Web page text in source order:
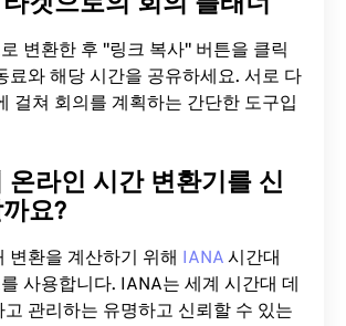
로 변환한 후 "링크 복사" 버튼을 클릭
료와 해당 시간을 공유하세요. 서로 다
걸쳐 회의를 계획하는 간단한 도구입
온라인 시간 변환기를 신
요?
변환을 계산하기 위해 IANA 시간대
사용합니다. IANA는 세계 시간대 데
관리하는 유명하고 신뢰할 수 있는